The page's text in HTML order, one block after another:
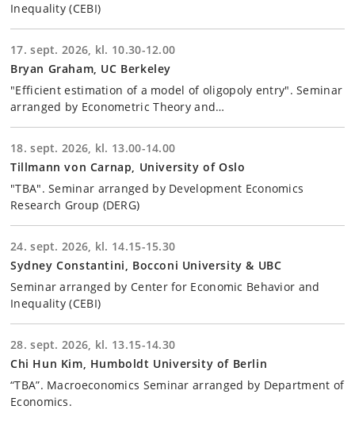
Inequality (CEBI)
17. sept. 2026, kl. 10.30-12.00
Bryan Graham, UC Berkeley
"Efficient estimation of a model of oligopoly entry". Seminar
arranged by Econometric Theory and…
18. sept. 2026, kl. 13.00-14.00
Tillmann von Carnap, University of Oslo
"TBA". Seminar arranged by Development Economics
Research Group (DERG)
24. sept. 2026, kl. 14.15-15.30
Sydney Constantini, Bocconi University & UBC
Seminar arranged by Center for Economic Behavior and
Inequality (CEBI)
28. sept. 2026, kl. 13.15-14.30
Chi Hun Kim, Humboldt University of Berlin
“TBA”. Macroeconomics Seminar arranged by Department of
Economics.